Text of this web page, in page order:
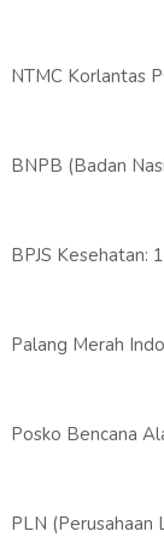
NTMC Korlantas
BNPB (Badan
BPJS Kesehatan:
Palang Merah
Posko Bencana
PLN (Perusahaan